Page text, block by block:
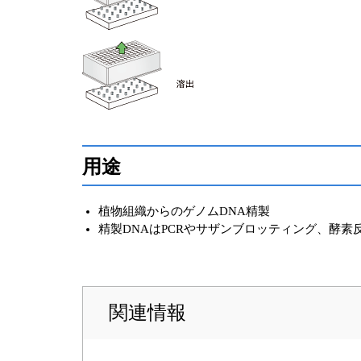
用途
植物組織からのゲノムDNA精製
精製DNAはPCRやサザンブロッティング、酵素
関連情報